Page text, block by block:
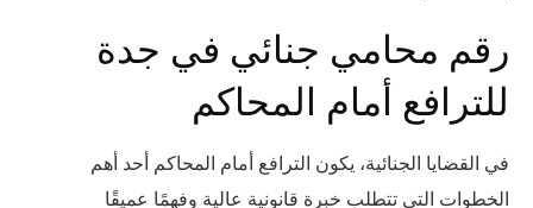
رقم محامي جنائي في جدة
للترافع أمام المحاكم
في القضايا الجنائية، يكون الترافع أمام المحاكم أحد أهم
الخطوات التي تتطلب خبرة قانونية عالية وفهمًا عميقًا